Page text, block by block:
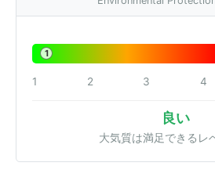
1
1 2 3 4
良い
大気質は満足できるレ